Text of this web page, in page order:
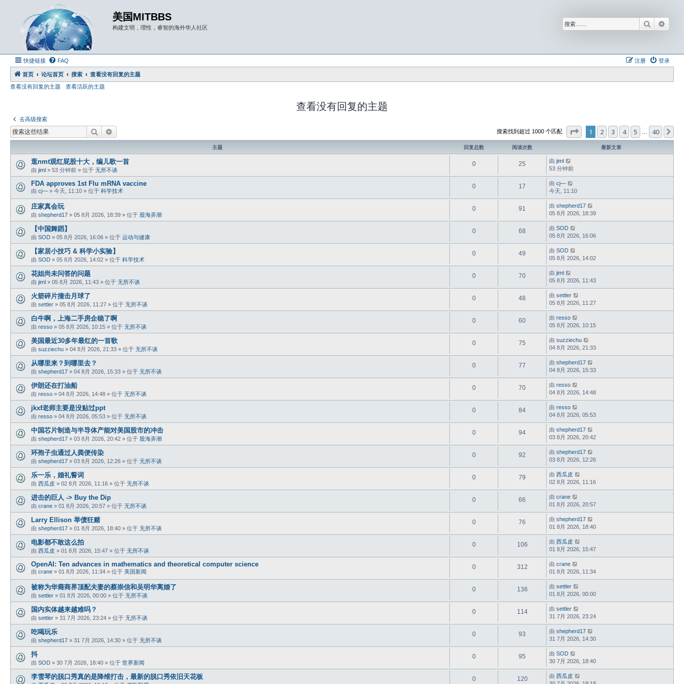
美国MITBBS
构建文明，理性，睿智的海外华人社区 搜索
快捷链接 FAQ 登录
注册
首页 论坛首页 搜索
查看没有回复的主题
查看没有回复的主题
查看活跃的主题
查看没有回复的主题
去高级搜索
搜索 搜索找到超过 1000 个匹配 分页： 1 40
1 2 3 4 5 40
主题 回复总数 阅读次数 最新文章
逛nmt观红屁股十大，编儿歌一首
由 jiml » 53 分钟前 » 位于 无所不谈
0 25 由 jiml
53 分钟前
FDA approves 1st Flu mRNA vaccine
由 cj— » 今天, 11:10 » 位于 科学技术
0 17 由 cj—
今天, 11:10
庄家真会玩
由 shepherd17 » 05 8月 2026, 18:39 » 位于 股海弄潮
0 91 由 shepherd17
05 8月 2026, 18:39
【中国舞蹈】
由 SOD » 05 8月 2026, 16:06 » 位于 运动与健康
0 68 由 SOD
05 8月 2026, 16:06
【家居小技巧 & 科学小实验】
由 SOD » 05 8月 2026, 14:02 » 位于 科学技术
0 49 由 SOD
05 8月 2026, 14:02
花姐尚未问答的问题
由 jiml » 05 8月 2026, 11:43 » 位于 无所不谈
0 70 由 jiml
05 8月 2026, 11:43
火箭碎片撞击月球了
由 settler » 05 8月 2026, 11:27 » 位于 无所不谈
0 48 由 settler
05 8月 2026, 11:27
白牛啊，上海二手房企稳了啊
由 resso » 05 8月 2026, 10:15 » 位于 无所不谈
0 60 由 resso
05 8月 2026, 10:15
美国最近30多年最红的一首歌
由 suzziechu » 04 8月 2026, 21:33 » 位于 无所不谈
0 75 由 suzziechu
04 8月 2026, 21:33
从哪里来？到哪里去？
由 shepherd17 » 04 8月 2026, 15:33 » 位于 无所不谈
0 77 由 shepherd17
04 8月 2026, 15:33
伊朗还在打油船
由 resso » 04 8月 2026, 14:48 » 位于 无所不谈
0 70 由 resso
04 8月 2026, 14:48
jkxf老师主要是没贴过ppt
由 resso » 04 8月 2026, 05:53 » 位于 无所不谈
0 84 由 resso
04 8月 2026, 05:53
中国芯片制造与半导体产能对美国股市的冲击
由 shepherd17 » 03 8月 2026, 20:42 » 位于 股海弄潮
0 94 由 shepherd17
03 8月 2026, 20:42
环孢子虫通过人粪便传染
由 shepherd17 » 03 8月 2026, 12:26 » 位于 无所不谈
0 92 由 shepherd17
03 8月 2026, 12:26
乐一乐，婚礼誓词
由 西瓜皮 » 02 8月 2026, 11:16 » 位于 无所不谈
0 79 由 西瓜皮
02 8月 2026, 11:16
进击的巨人 -> Buy the Dip
由 crane » 01 8月 2026, 20:57 » 位于 无所不谈
0 66 由 crane
01 8月 2026, 20:57
Larry Ellison 举债狂赌
由 shepherd17 » 01 8月 2026, 18:40 » 位于 无所不谈
0 76 由 shepherd17
01 8月 2026, 18:40
电影都不敢这么拍
由 西瓜皮 » 01 8月 2026, 15:47 » 位于 无所不谈
0 106 由 西瓜皮
01 8月 2026, 15:47
OpenAI: Ten advances in mathematics and theoretical computer science
由 crane » 01 8月 2026, 11:34 » 位于 美国新闻
0 312 由 crane
01 8月 2026, 11:34
被称为华裔商界顶配夫妻的蔡崇信和吴明华离婚了
由 settler » 01 8月 2026, 00:00 » 位于 无所不谈
0 136 由 settler
01 8月 2026, 00:00
国内实体越来越难吗？
由 settler » 31 7月 2026, 23:24 » 位于 无所不谈
0 114 由 settler
31 7月 2026, 23:24
吃喝玩乐
由 shepherd17 » 31 7月 2026, 14:30 » 位于 无所不谈
0 93 由 shepherd17
31 7月 2026, 14:30
抖
由 SOD » 30 7月 2026, 18:40 » 位于 世界新闻
0 95 由 SOD
30 7月 2026, 18:40
李雪琴的脱口秀真的是降维打击，最新的脱口秀依旧天花板 0 120 由 西瓜皮